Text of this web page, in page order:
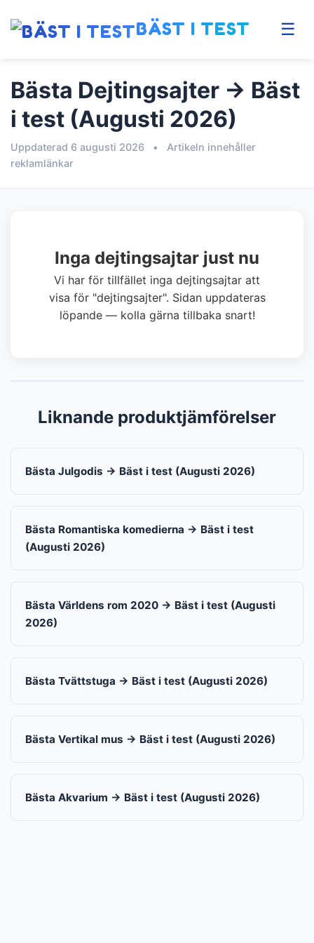
BÄST I TEST ☰
Bästa Dejtingsajter → Bäst
i test (Augusti 2026)
Uppdaterad 6 augusti 2026 •
Artikeln innehåller
reklamlänkar
Inga dejtingsajtar just nu
Vi har för tillfället inga dejtingsajtar att
visa för "dejtingsajter". Sidan uppdateras
löpande — kolla gärna tillbaka snart!
Liknande produktjämförelser
Bästa Julgodis → Bäst i test (Augusti 2026)
Bästa Romantiska komedierna → Bäst i test
(Augusti 2026)
Bästa Världens rom 2020 → Bäst i test (Augusti
2026)
Bästa Tvättstuga → Bäst i test (Augusti 2026)
Bästa Vertikal mus → Bäst i test (Augusti 2026)
Bästa Akvarium → Bäst i test (Augusti 2026)